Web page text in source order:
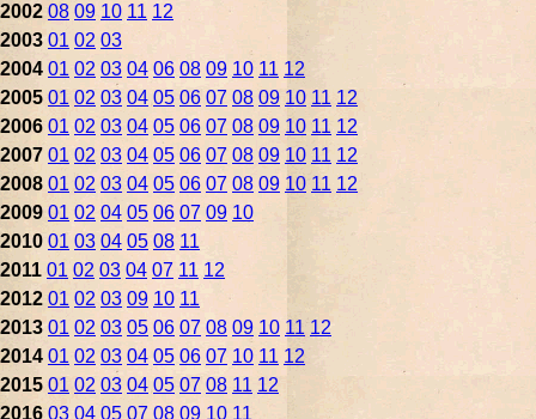
2002 08 09 10 11 12
2003 01 02 03
2004 01 02 03 04 06 08 09 10 11 12
2005 01 02 03 04 05 06 07 08 09 10 11 12
2006 01 02 03 04 05 06 07 08 09 10 11 12
2007 01 02 03 04 05 06 07 08 09 10 11 12
2008 01 02 03 04 05 06 07 08 09 10 11 12
2009 01 02 04 05 06 07 09 10
2010 01 03 04 05 08 11
2011 01 02 03 04 07 11 12
2012 01 02 03 09 10 11
2013 01 02 03 05 06 07 08 09 10 11 12
2014 01 02 03 04 05 06 07 10 11 12
2015 01 02 03 04 05 07 08 11 12
2016 03 04 05 07 08 09 10 11